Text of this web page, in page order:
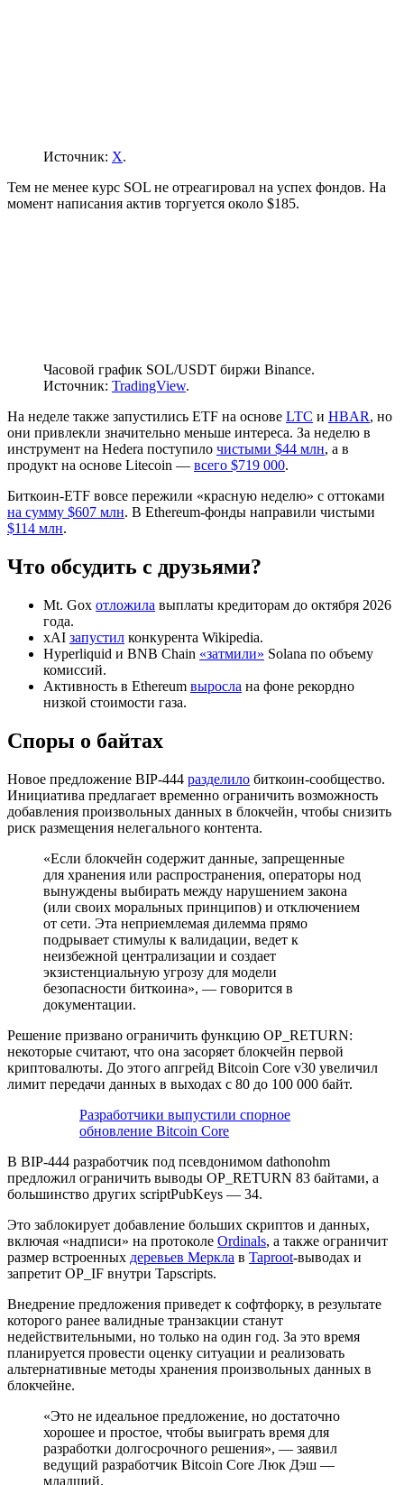
Источник: X.
Тем не менее курс SOL не отреагировал на успех фондов. На
момент написания актив торгуется около $185.
Часовой график SOL/USDT биржи Binance.
Источник: TradingView.
На неделе также запустились ETF на основе LTC и HBAR, но
они привлекли значительно меньше интереса. За неделю в
инструмент на Hedera поступило чистыми $44 млн, а в
продукт на основе Litecoin — всего $719 000.
Биткоин-ETF вовсе пережили «красную неделю» с оттоками
на сумму $607 млн. В Ethereum-фонды направили чистыми
$114 млн.
Что обсудить с друзьями?
Mt. Gox отложила выплаты кредиторам до октября 2026
года.
xAI запустил конкурента Wikipedia.
Hyperliquid и BNB Chain «затмили» Solana по объему
комиссий.
Активность в Ethereum выросла на фоне рекордно
низкой стоимости газа.
Споры о байтах
Новое предложение BIP-444 разделило биткоин-сообщество.
Инициатива предлагает временно ограничить возможность
добавления произвольных данных в блокчейн, чтобы снизить
риск размещения нелегального контента.
«Если блокчейн содержит данные, запрещенные
для хранения или распространения, операторы нод
вынуждены выбирать между нарушением закона
(или своих моральных принципов) и отключением
от сети. Эта неприемлемая дилемма прямо
подрывает стимулы к валидации, ведет к
неизбежной централизации и создает
экзистенциальную угрозу для модели
безопасности биткоина», — говорится в
документации.
Решение призвано ограничить функцию OP_RETURN:
некоторые считают, что она засоряет блокчейн первой
криптовалюты. До этого апгрейд Bitcoin Core v30 увеличил
лимит передачи данных в выходах с 80 до 100 000 байт.
Разработчики выпустили спорное
обновление Bitcoin Core
В BIP-444 разработчик под псевдонимом dathonohm
предложил ограничить выводы OP_RETURN 83 байтами, а
большинство других scriptPubKeys — 34.
Это заблокирует добавление больших скриптов и данных,
включая «надписи» на протоколе Ordinals, а также ограничит
размер встроенных деревьев Меркла в Taproot-выводах и
запретит OP_IF внутри Tapscripts.
Внедрение предложения приведет к софтфорку, в результате
которого ранее валидные транзакции станут
недействительными, но только на один год. За это время
планируется провести оценку ситуации и реализовать
альтернативные методы хранения произвольных данных в
блокчейне.
«Это не идеальное предложение, но достаточно
хорошее и простое, чтобы выиграть время для
разработки долгосрочного решения», — заявил
ведущий разработчик Bitcoin Core Люк Дэш —
младший.